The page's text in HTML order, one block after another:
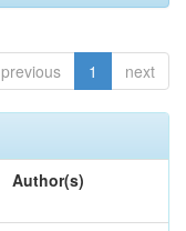
previous 1 next
Author(s)